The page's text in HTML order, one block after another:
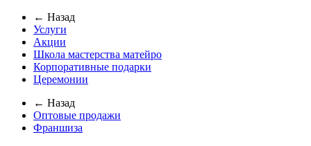
← Назад
Услуги
Акции
Школа мастерства матейро
Корпоративные подарки
Церемонии
← Назад
Оптовые продажи
Франшиза